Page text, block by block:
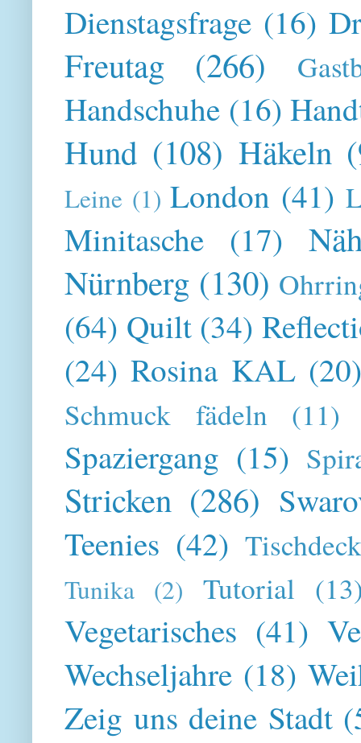
Dienstagsfrage (16)
Freutag (266)
Handschuhe (16)
Hund (108) Häkeln
Leine (1) London (41)
Minitasche (17)
Nürnberg (130)
(64) Quilt (34)
(24) Rosina KAL
Schmuck fädeln (11)
Spaziergang (15)
Stricken (286)
Teenies (42)
Tunika (2) Tutorial
Vegetarisches (41)
Wechseljahre (18)
Zeig uns deine Stadt